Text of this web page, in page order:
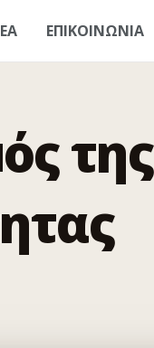
ΕΠΙΚΟΙΝΩΝΙΑ
της